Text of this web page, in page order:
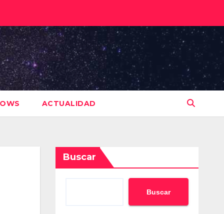
ACTUALIDAD
Buscar
Buscar